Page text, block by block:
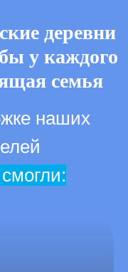
деревни
у каждого
семья
наших